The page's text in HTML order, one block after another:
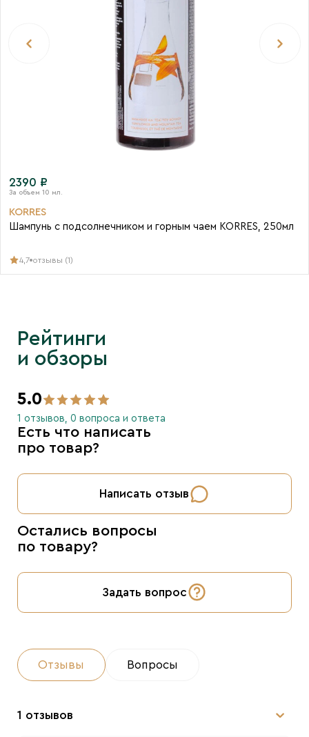
2390 ₽
KORRES
Шампунь с подсолнечником и горным чаем KORRES, 250мл
4,7 отзывы (1)
Рейтинги
и обзоры
5.0
1 отзывов, 0 вопроса и ответа
Есть что написать
про товар?
Написать отзыв
Остались вопросы
по товару?
Задать вопрос
Отзывы Вопросы
1 отзывов